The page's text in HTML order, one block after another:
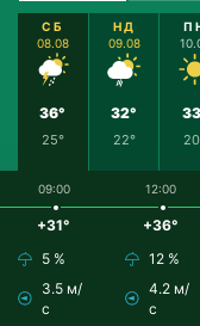
СБ
08.08
36°
25°
НД
09.08
32°
22°
09:00
+31°
5 %
3.5 м/
с
12:00
+36°
12 %
4.2 м/
с